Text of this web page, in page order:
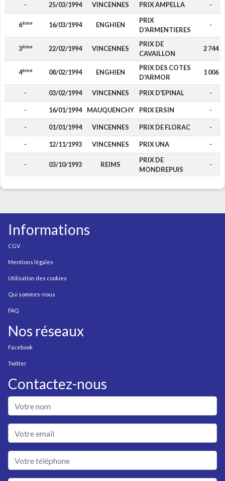
- 25/03/1994 VINCENNES PRIX AMPELLA -
6ème 16/03/1994 ENGHIEN
PRIX
D'ARMENTIERES
-
3ème 22/02/1994 VINCENNES
PRIX DE
CAVAILLON
2 744
4ème 08/02/1994 ENGHIEN
PRIX DES COTES
D'ARMOR
1 006
- 03/02/1994 VINCENNES PRIX D'EPINAL -
- 16/01/1994 MAUQUENCHY PRIX ERSIN -
- 01/01/1994 VINCENNES PRIX DE FLORAC -
- 12/11/1993 VINCENNES PRIX UNA -
- 03/10/1993 REIMS
PRIX DE
MONDREPUIS
-
Informations
CGV
Mentions légales
Utilisation des cookies
Qui sommes-nous
FAQ
Nos réseaux
Facebook
Twitter
Contactez-nous